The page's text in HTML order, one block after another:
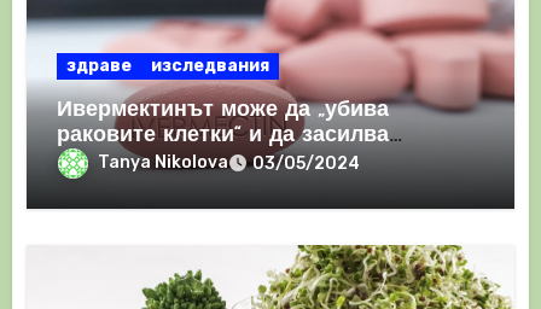
здраве изследвания
Ивермектинът може да „убива
раковите клетки“ и да засилва
имунния отговор
Tanya Nikolova 03/05/2024